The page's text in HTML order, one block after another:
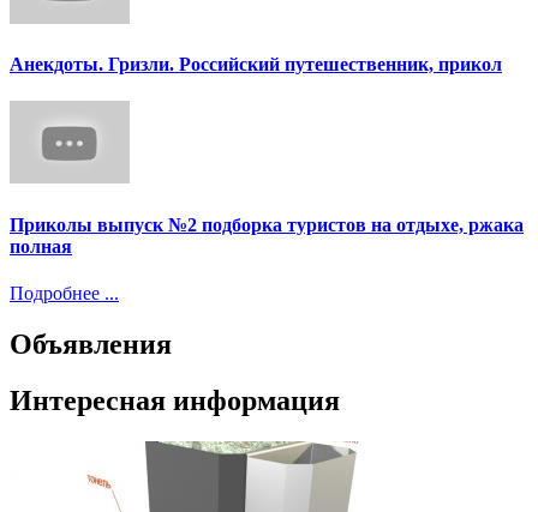
Анекдоты. Гризли. Российский путешественник, прикол
Приколы выпуск №2 подборка туристов на отдыхе, ржака
полная
Подробнее ...
Объявления
Интересная информация